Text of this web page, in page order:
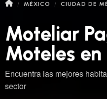
MÉXICO CIUDAD DE
Moteliar
Moteles
Encuentra las mejores
sector